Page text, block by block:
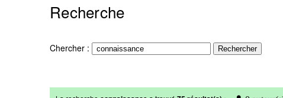
Recherche
Chercher :